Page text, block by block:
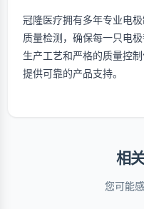
冠隆医疗拥有多年专业电
质量检测，确保每一只电
生产工艺和严格的质量控
提供可靠的产品支持。
相
您可能